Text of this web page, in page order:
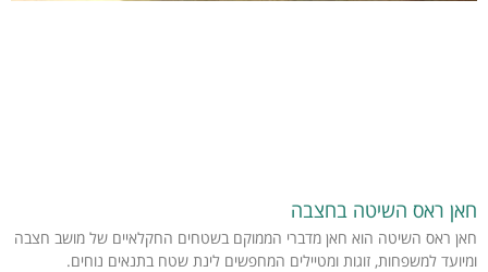
חאן ראס השיטה בחצבה
חאן ראס השיטה הוא חאן מדברי הממוקם בשטחים החקלאיים של מושב חצבה
ומיועד למשפחות, זוגות ומטיילים המחפשים לינת שטח בתנאים נוחים.